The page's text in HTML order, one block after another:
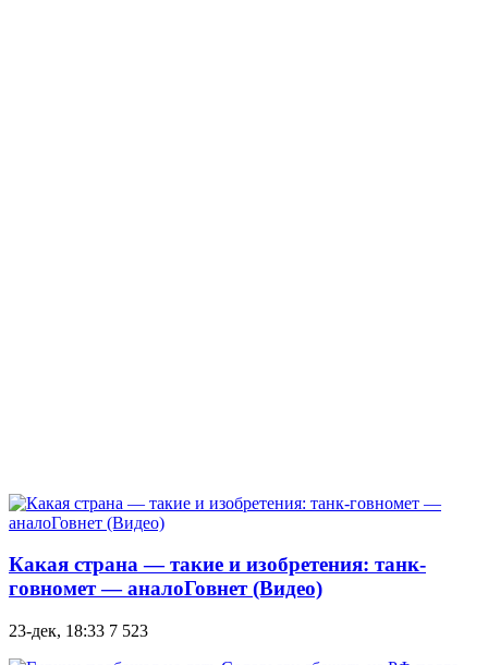
Какая страна — такие и изобретения: танк-
говномет — аналоГовнет (Видео)
23-дек, 18:33 7 523